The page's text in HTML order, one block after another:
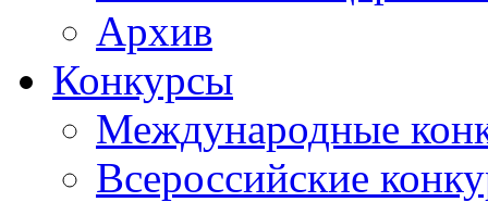
Архив
Конкурсы
Международные
Всероссийские